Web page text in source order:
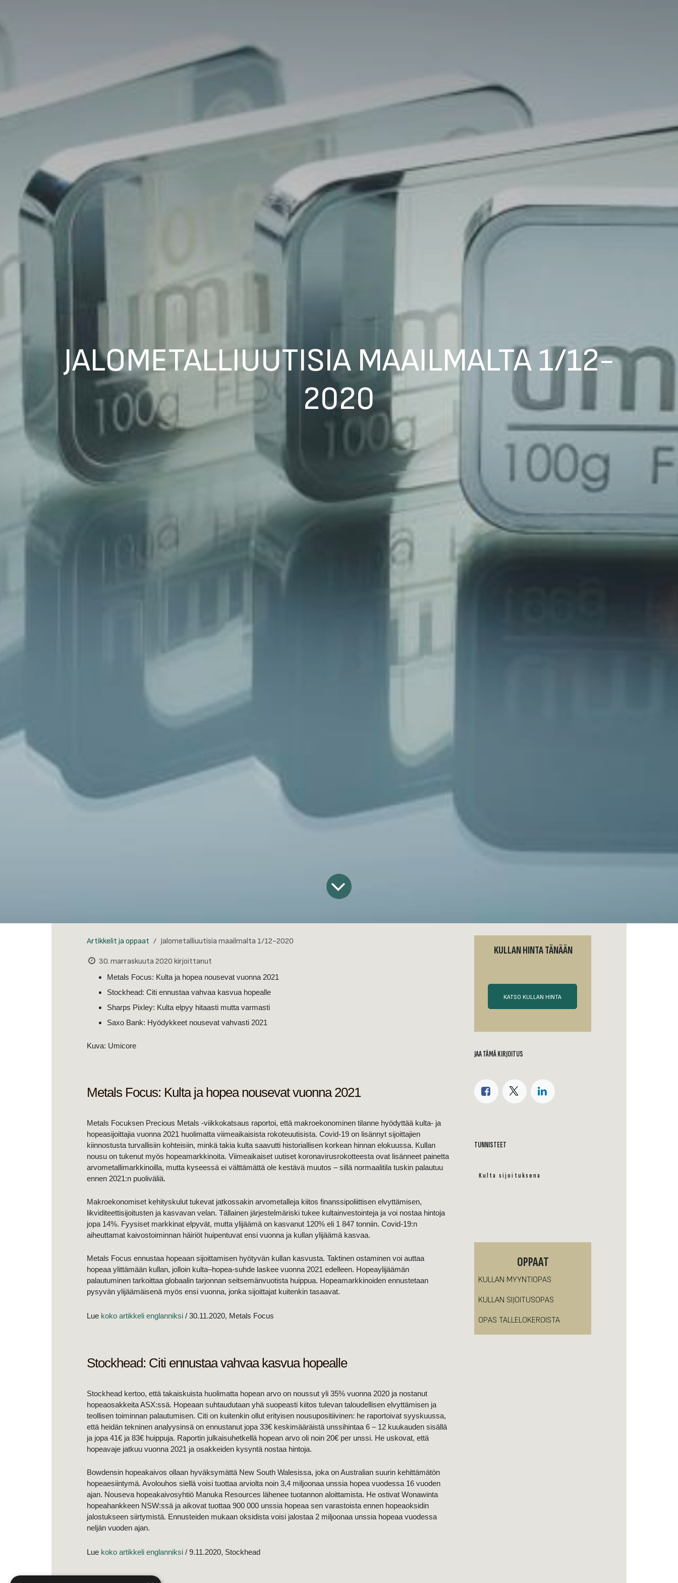
JALOMETALLIUUTISIA MAAILMALTA 1/12-
2020
Artikkelit ja oppaat Jalometalliuutisia maailmalta 1/12-2020
30. marraskuuta 2020 kirjoittanut
Metals Focus: Kulta ja hopea nousevat vuonna 2021
Stockhead: Citi ennustaa vahvaa kasvua hopealle
Sharps Pixley: Kulta elpyy hitaasti mutta varmasti
Saxo Bank: Hyödykkeet nousevat vahvasti 2021
Kuva: Umicore
Metals Focus: Kulta ja hopea nousevat vuonna 2021
Metals Focuksen Precious Metals -viikkokatsaus raportoi, että makroekonominen tilanne hyödyttää kulta- ja
hopeasijoittajia vuonna 2021 huolimatta viimeaikaisista rokoteuutisista. Covid-19 on lisännyt sijoittajien
kiinnostusta turvallisiin kohteisiin, minkä takia kulta saavutti historiallisen korkean hinnan elokuussa. Kullan
nousu on tukenut myös hopeamarkkinoita. Viimeaikaiset uutiset koronavirusrokotteesta ovat lisänneet painetta
arvometallimarkkinoilla, mutta kyseessä ei välttämättä ole kestävä muutos – sillä normaalitila tuskin palautuu
ennen 2021:n puoliväliä.
Makroekonomiset kehityskulut tukevat jatkossakin arvometalleja kiitos finanssipoliittisen elvyttämisen,
likviditeettisijoitusten ja kasvavan velan. Tällainen järjestelmäriski tukee kultainvestointeja ja voi nostaa hintoja
jopa 14%. Fyysiset markkinat elpyvät, mutta ylijäämä on kasvanut 120% eli 1 847 tonniin. Covid-19:n
aiheuttamat kaivostoiminnan häiriöt huipentuvat ensi vuonna ja kullan ylijäämä kasvaa.
Metals Focus ennustaa hopeaan sijoittamisen hyötyvän kullan kasvusta. Taktinen ostaminen voi auttaa
hopeaa ylittämään kullan, jolloin kulta–hopea-suhde laskee vuonna 2021 edelleen. Hopeaylijäämän
palautuminen tarkoittaa globaalin tarjonnan seitsemänvuotista huippua. Hopeamarkkinoiden ennustetaan
pysyvän ylijäämäisenä myös ensi vuonna, jonka sijoittajat kuitenkin tasaavat.
Lue koko artikkeli englanniksi / 30.11.2020, Metals Focus
Stockhead: Citi ennustaa vahvaa kasvua hopealle
Stockhead kertoo, että takaiskuista huolimatta hopean arvo on noussut yli 35% vuonna 2020 ja nostanut
hopeaosakkeita ASX:ssä. Hopeaan suhtaudutaan yhä suopeasti kiitos tulevan taloudellisen elvyttämisen ja
teollisen toiminnan palautumisen. Citi on kuitenkin ollut erityisen nousupositiivinen: he raportoivat syyskuussa,
että heidän tekninen analyysinsä on ennustanut jopa 33€ keskimääräistä unssihintaa 6 – 12 kuukauden sisällä
ja jopa 41€ ja 83€ huippuja. Raportin julkaisuhetkellä hopean arvo oli noin 20€ per unssi. He uskovat, että
hopeavaje jatkuu vuonna 2021 ja osakkeiden kysyntä nostaa hintoja.
Bowdensin hopeakaivos ollaan hyväksymättä New South Walesissa, joka on Australian suurin kehittämätön
hopeaesiintymä. Avolouhos siellä voisi tuottaa arviolta noin 3,4 miljoonaa unssia hopea vuodessa 16 vuoden
ajan. Nouseva hopeakaivosyhtiö Manuka Resources lähenee tuotannon aloittamista. He ostivat Wonawinta
hopeahankkeen NSW:ssä ja aikovat tuottaa 900 000 unssia hopeaa sen varastoista ennen hopeaoksidin
jalostukseen siirtymistä. Ennusteiden mukaan oksidista voisi jalostaa 2 miljoonaa unssia hopeaa vuodessa
neljän vuoden ajan.
Lue koko artikkeli englanniksi / 9.11.2020, Stockhead
KULLAN HINTA TÄNÄÄN
KATSO KULLAN HINTA
JAA TÄMÄ KIRJOITUS
TUNNISTEET
Kulta sijoituksena
OPPAAT
KULLAN MYYNTIOPAS
KULLAN SIJOITUSOPAS
OPAS TALLELOKEROISTA